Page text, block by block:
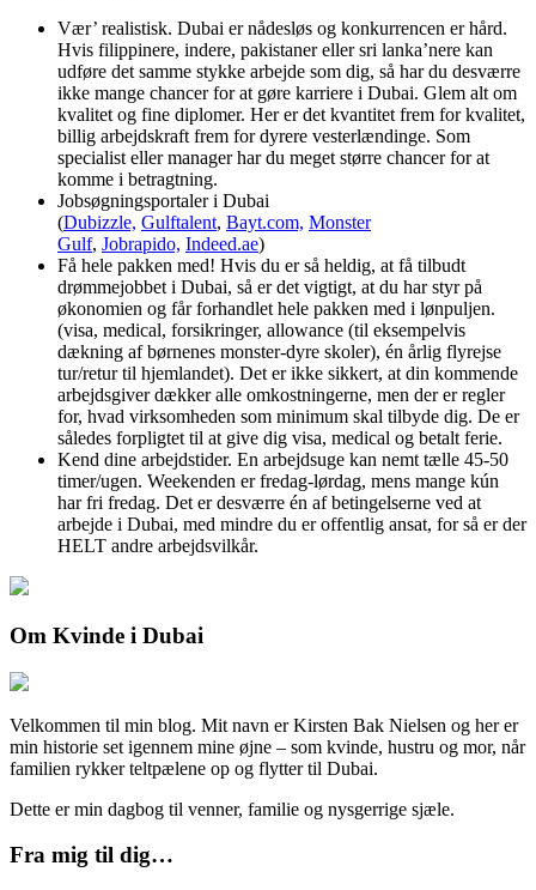
Vær’ realistisk. Dubai er nådesløs og konkurrencen er hård.
Hvis filippinere, indere, pakistaner eller sri lanka’nere kan
udføre det samme stykke arbejde som dig, så har du desværre
ikke mange chancer for at gøre karriere i Dubai. Glem alt om
kvalitet og fine diplomer. Her er det kvantitet frem for kvalitet,
billig arbejdskraft frem for dyrere vesterlændinge. Som
specialist eller manager har du meget større chancer for at
komme i betragtning.
Jobsøgningsportaler i Dubai
(Dubizzle, Gulftalent, Bayt.com, Monster
Gulf, Jobrapido, Indeed.ae)
Få hele pakken med! Hvis du er så heldig, at få tilbudt
drømmejobbet i Dubai, så er det vigtigt, at du har styr på
økonomien og får forhandlet hele pakken med i lønpuljen.
(visa, medical, forsikringer, allowance (til eksempelvis
dækning af børnenes monster-dyre skoler), én årlig flyrejse
tur/retur til hjemlandet). Det er ikke sikkert, at din kommende
arbejdsgiver dækker alle omkostningerne, men der er regler
for, hvad virksomheden som minimum skal tilbyde dig. De er
således forpligtet til at give dig visa, medical og betalt ferie.
Kend dine arbejdstider. En arbejdsuge kan nemt tælle 45-50
timer/ugen. Weekenden er fredag-lørdag, mens mange kún
har fri fredag. Det er desværre én af betingelserne ved at
arbejde i Dubai, med mindre du er offentlig ansat, for så er der
HELT andre arbejdsvilkår.
Om Kvinde i Dubai
Velkommen til min blog. Mit navn er Kirsten Bak Nielsen og her er
min historie set igennem mine øjne – som kvinde, hustru og mor, når
familien rykker teltpælene op og flytter til Dubai.
Dette er min dagbog til venner, familie og nysgerrige sjæle.
Fra mig til dig…